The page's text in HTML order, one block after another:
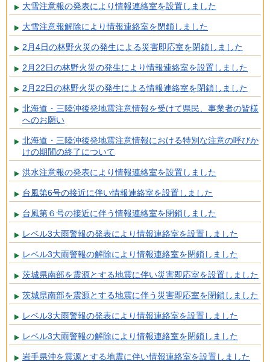
大雪注意報の発表により情報連絡室を設置しました
大雪注意報解除により情報連絡室を閉鎖しました
2月4日の林野火災の発生による災害即応室を閉鎖しました
2月22日の林野火災の発生により情報連絡室を設置しました
2月22日の林野火災の発生による情報連絡室を閉鎖しました
北海道・三陸沖後発地震注意情報を受けて県民、事業者の皆様
へのお願い
北海道・三陸沖後発地震注意情報における特別な注意の呼びか
けの期間の終了について
洪水注意報の発表により情報連絡室を設置しました
台風第6号の接近に伴い情報連絡室を設置しました
台風第６号の接近に伴う情報連絡室を閉鎖しました
レベル3大雨警報の発表により情報連絡室を設置しました
レベル3大雨警報の解除により情報連絡室を閉鎖しました
茨城県南部を震源とする地震に伴い災害即応室を設置しました
茨城県南部を震源とする地震に伴う災害即応室を閉鎖しました
レベル3大雨警報の発表により情報連絡室を設置しました
レベル3大雨警報の解除により情報連絡室を閉鎖しました
岩手県沖を震源とする地震に伴い情報連絡室を設置しました